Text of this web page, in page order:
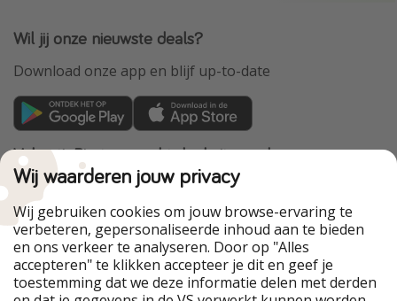
Wil jij onze nieuwste deals?
Download onze app en blijf up-to-date
VakantiePiraten maakt deel uit van de
HolidayPirates Group
Onze markten
PiratinViaggio
HolidayPirates
WakacyjniPiraci
VoyagesPirates
Ferienpiraten
Urlaubspiraten
Urlaubspiraten
ViajerosPiratas
Wij waarderen jouw privacy
Wij gebruiken cookies om jouw browse-ervaring te
verbeteren, gepersonaliseerde inhoud aan te bieden
en ons verkeer te analyseren. Door op "Alles
accepteren" te klikken accepteer je dit en geef je
toestemming dat we deze informatie delen met derden